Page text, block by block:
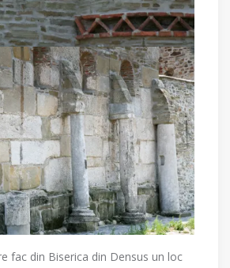
fac din Biserica din Densus un loc